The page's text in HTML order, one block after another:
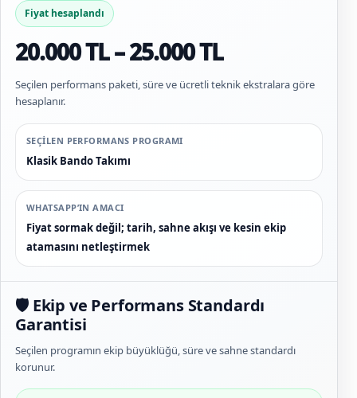
Fiyat hesaplandı
20.000 TL – 25.000 TL
Seçilen performans paketi, süre ve ücretli teknik ekstralara göre
hesaplanır.
SEÇILEN PERFORMANS PROGRAMI
Klasik Bando Takımı
WHATSAPP’IN AMACI
Fiyat sormak değil; tarih, sahne akışı ve kesin ekip
atamasını netleştirmek
🛡️ Ekip ve Performans Standardı
Garantisi
Seçilen programın ekip büyüklüğü, süre ve sahne standardı
korunur.